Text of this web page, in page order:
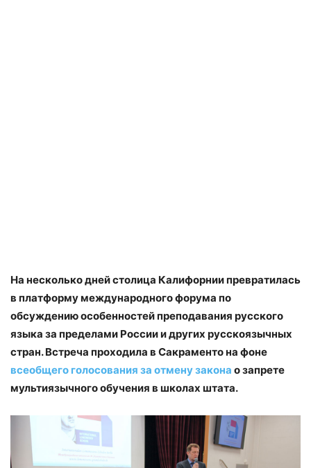
На несколько дней столица Калифорнии превратилась
в платформу международного форума по
обсуждению особенностей преподавания русского
языка за пределами России и других русскоязычных
стран. Встреча проходила в Сакраменто на фоне
всеобщего голосования за отмену закона о запрете
мультиязычного обучения в школах штата.